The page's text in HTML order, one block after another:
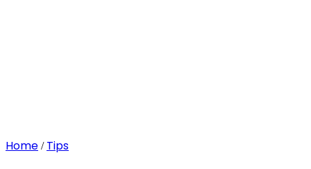
Home / Tips